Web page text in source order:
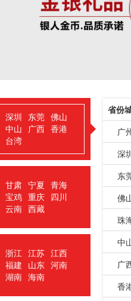
深圳 东莞 佛山
中山 广西 香港
台湾
甘肃 宁夏 青海
宝鸡 重庆 四川
云南 西藏
浙江 江苏 江西
福建 山东 河南
湖南 海南
省份
广
深
东
佛
珠
中
广
香